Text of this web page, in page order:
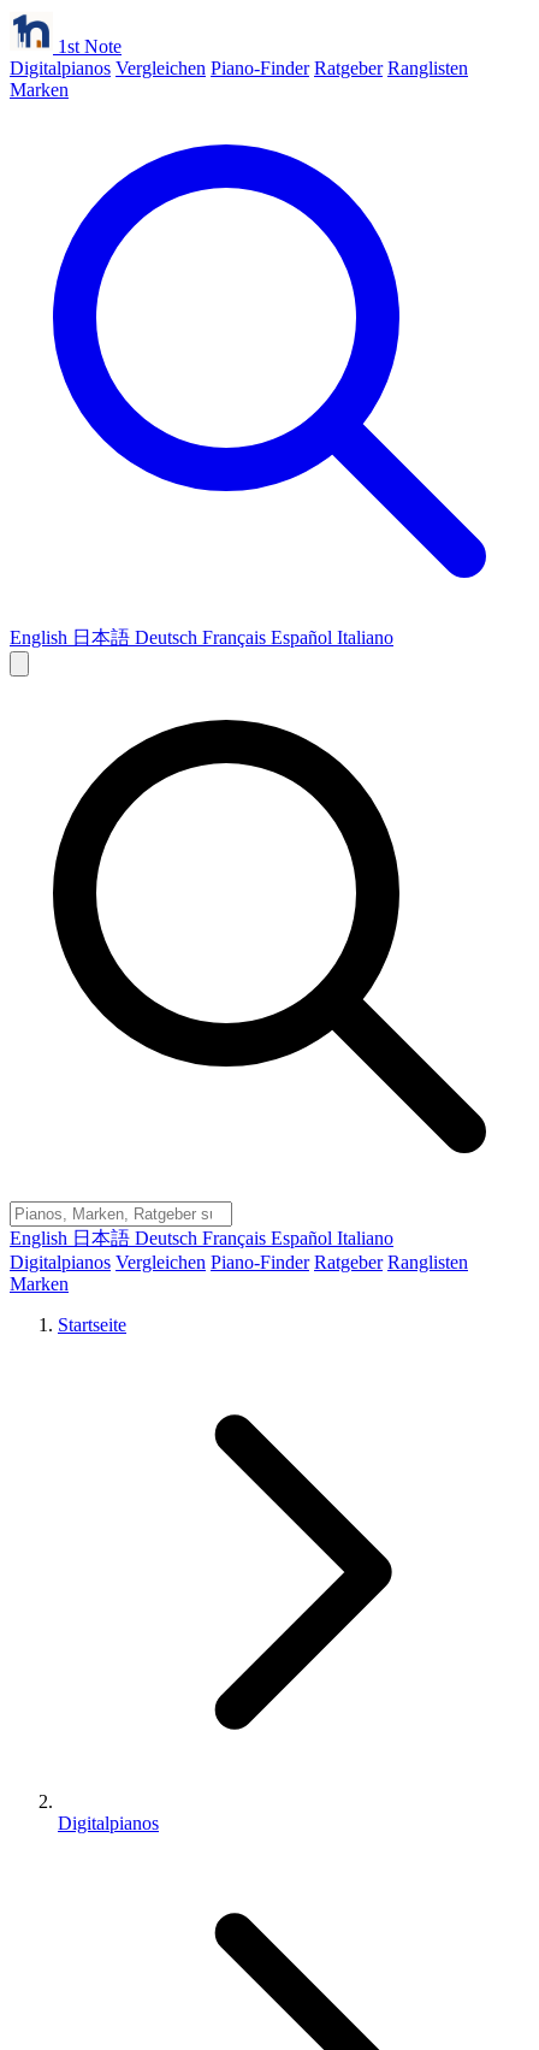
1st Note
Digitalpianos Vergleichen Piano-Finder Ratgeber Ranglisten
Marken
English 日本語 Deutsch Français Español Italiano
English 日本語 Deutsch Français Español Italiano
Digitalpianos Vergleichen Piano-Finder Ratgeber Ranglisten
Marken
Startseite
Digitalpianos